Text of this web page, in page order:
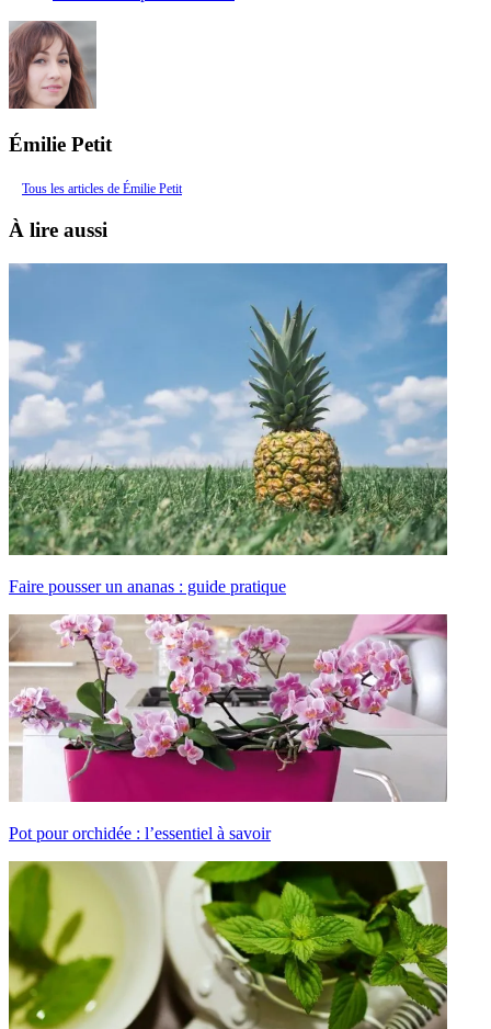
Émilie Petit
Tous les articles de Émilie Petit
À lire aussi
Faire pousser un ananas : guide pratique
Pot pour orchidée : l’essentiel à savoir